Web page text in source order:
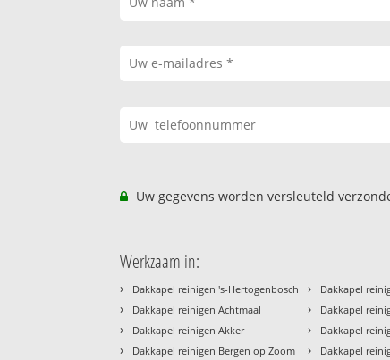
Uw gegevens worden versleuteld
Werkzaam in:
› Dakkapel reinigen 's-Hertogenbosch
› Dakkapel reinigen Achtmaal
› Dakkapel reinigen Akker
› Dakkapel reinigen Bergen op Zoom
› Dakkapel
› Dakkapel
› Dakkapel
› Dakkapel